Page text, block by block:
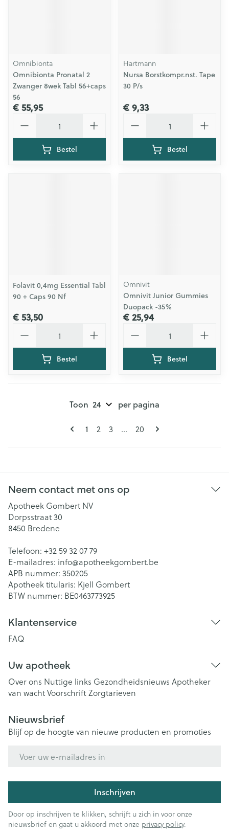
Omnibionta
Omnibionta Pronatal 2
Zwanger 8wek Tabl 56+caps
56
€ 55,95
Bestel
Hartmann
Nursa Borstkompr.nst. Tape
30 P/s
€ 9,33
Bestel
Folavit 0,4mg Essential Tabl
90 + Caps 90 Nf
€ 53,50
Bestel
Omnivit
Omnivit Junior Gummies
Duopack -35%
€ 25,94
Bestel
Pagina's
U lees momenteel pagina
1 Pagina
2 Pagina
3 ... Pagina
20
Toon per pagina
Neem contact met ons op
Apotheek Gombert NV
Dorpsstraat 30
8450 Bredene
Telefoon: +32 59 32 07 79
E-mailadres: info@apotheekgombert.be
APB nummer: 350205
Apotheek titularis: Kjell Gombert
BTW nummer: BE0463773925
Klantenservice
FAQ
Uw apotheek
Over ons Nuttige links Gezondheidsnieuws Apotheker
van wachtVoorschriftZorgtarieven
Nieuwsbrief
Blijf op de hoogte van nieuwe producten en promoties
Inschrijven
Door op inschrijven te klikken, schrijft u zich in voor onze
nieuwsbrief en gaat u akkoord met onze privacy policy.